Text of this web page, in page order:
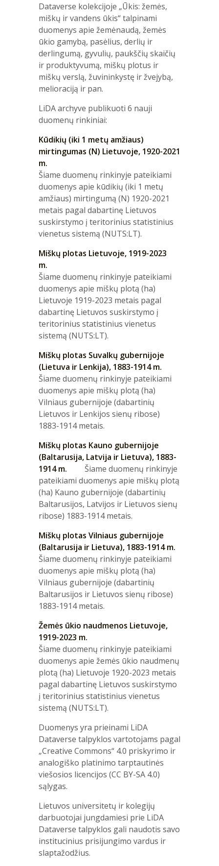
Dataverse kolekcijoje „Ūkis: žemės,
miškų ir vandens ūkis“ talpinami
duomenys apie žemėnaudą, žemės
ūkio gamybą, pasėlius, derlių ir
derlingumą, gyvulių, paukščių skaičių
ir produktyvumą, miškų plotus ir
miškų verslą, žuvininkystę ir žvejybą,
melioraciją ir pan.
LiDA archyve publikuoti 6 nauji
duomenų rinkiniai:
Kūdikių (iki 1 metų amžiaus)
mirtingumas (N) Lietuvoje, 1920-2021
m.
Šiame duomenų rinkinyje pateikiami
duomenys apie kūdikių (iki 1 metų
amžiaus) mirtingumą (N) 1920-2021
metais pagal dabartinę Lietuvos
suskirstymo į teritorinius statistinius
vienetus sistemą (NUTS:LT).
Miškų plotas Lietuvoje, 1919-2023
m.
Šiame duomenų rinkinyje pateikiami
duomenys apie miškų plotą (ha)
Lietuvoje 1919-2023 metais pagal
dabartinę Lietuvos suskirstymo į
teritorinius statistinius vienetus
sistemą (NUTS:LT).
Miškų plotas Suvalkų gubernijoje
(Lietuva ir Lenkija), 1883-1914 m.
Šiame duomenų rinkinyje pateikiami
duomenys apie miškų plotą (ha)
Vilniaus gubernijoje (dabartinių
Lietuvos ir Lenkijos sienų ribose)
1883-1914 metais.
Miškų plotas Kauno gubernijoje
(Baltarusija, Latvija ir Lietuva), 1883-
1914 m.
Šiame duomenų rinkinyje
pateikiami duomenys apie miškų plotą
(ha) Kauno gubernijoje (dabartinių
Baltarusijos, Latvijos ir Lietuvos sienų
ribose) 1883-1914 metais.
Miškų plotas Vilniaus gubernijoje
(Baltarusija ir Lietuva), 1883-1914 m.
Šiame duomenų rinkinyje pateikiami
duomenys apie miškų plotą (ha)
Vilniaus gubernijoje (dabartinių
Baltarusijos ir Lietuvos sienų ribose)
1883-1914 metais.
Žemės ūkio naudmenos Lietuvoje,
1919-2023 m.
Šiame duomenų rinkinyje pateikiami
duomenys apie žemės ūkio naudmenų
plotą (ha) Lietuvoje 1920-2023 metais
pagal dabartinę Lietuvos suskirstymo
į teritorinius statistinius vienetus
sistemą (NUTS:LT).
Duomenys yra prieinami LiDA
Dataverse talpyklos vartotojams pagal
„Creative Commons“ 4.0 priskyrimo ir
analogiško platinimo tarptautinės
viešosios licencijos (CC BY-SA 4.0)
sąlygas.
Lietuvos universitetų ir kolegijų
darbuotojai jungdamiesi prie LiDA
Dataverse talpyklos gali naudotis savo
institucinius prisijungimo vardus ir
slaptažodžius.